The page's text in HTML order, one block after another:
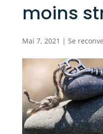
moins
Mai 7, 2021 | Se